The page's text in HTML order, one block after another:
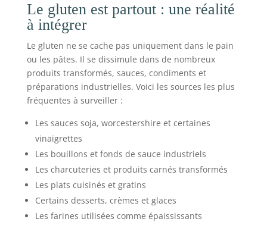
Le gluten est partout : une réalité
à intégrer
Le gluten ne se cache pas uniquement dans le pain
ou les pâtes. Il se dissimule dans de nombreux
produits transformés, sauces, condiments et
préparations industrielles. Voici les sources les plus
fréquentes à surveiller :
Les sauces soja, worcestershire et certaines
vinaigrettes
Les bouillons et fonds de sauce industriels
Les charcuteries et produits carnés transformés
Les plats cuisinés et gratins
Certains desserts, crèmes et glaces
Les farines utilisées comme épaississants